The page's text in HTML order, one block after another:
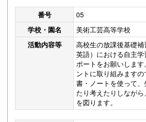
番号
05
学校・園名
美術工芸高等学校
活動内容等
高校生の放課後基礎補
英語）における自主
ポートをお願いしま
ントに取り組みます
書・ノートを使って
たり考えたりしなが
を図ります。